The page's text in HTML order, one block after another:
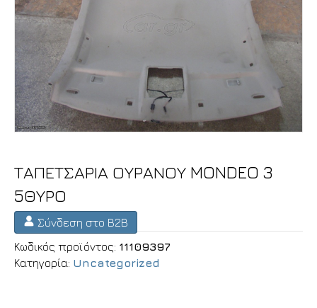
ΤΑΠΕΤΣΑΡΙΑ ΟΥΡΑΝΟΥ MONDEO 3
5ΘΥΡΟ
Σύνδεση στο B2B
Κωδικός προϊόντος: 11109397
Κατηγορία: Uncategorized